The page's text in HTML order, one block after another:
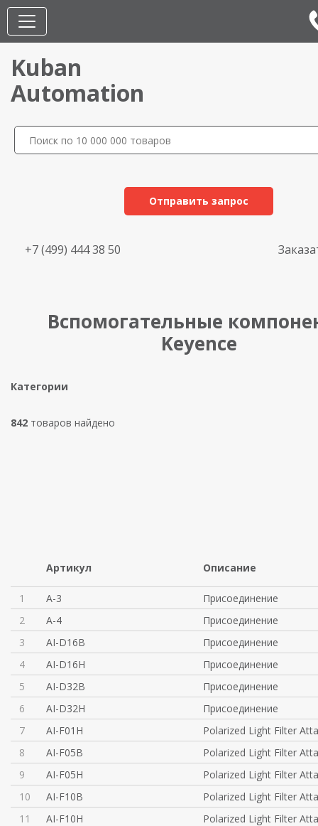
Kuban
Automation
Отправить запрос
+7 (499) 444 38 50
Вспомогательные
Keyence
Категории
842 товаров найдено
Артикул Описание
1 A-3
Присоединение
2
A-4
Присоединение
3
AI-D16B
Присоединение
4
AI-D16H
Присоединение
5
AI-D32B
Присоединение
6
AI-D32H
Присоединение
7
AI-F01H
Polarized Light Filter
8
AI-F05B
Polarized Light Filter
9
AI-F05H
Polarized Light Filter
10
AI-F10B
Polarized Light Filter
11
AI-F10H
Polarized Light Filter